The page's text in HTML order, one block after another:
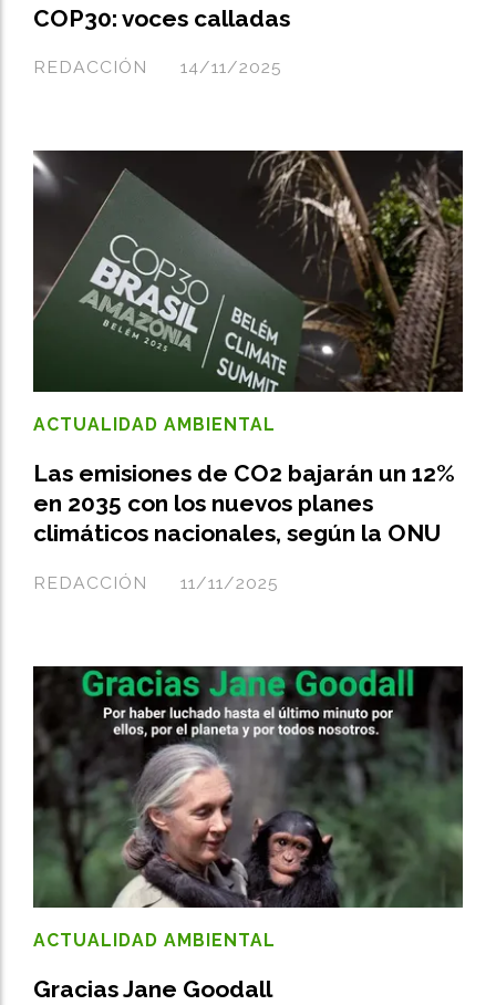
COP30: voces calladas
REDACCIÓN 14/11/2025
Las emisiones de CO2 bajarán un 12%
en 2035 con los nuevos planes
climáticos nacionales, según la ONU
REDACCIÓN
ACTUALIDAD AMBIENTAL
11/11/2025
Gracias Jane Goodall
ACTUALIDAD AMBIENTAL